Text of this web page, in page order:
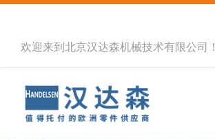
欢迎来到北京汉达森机械技术有限公司！